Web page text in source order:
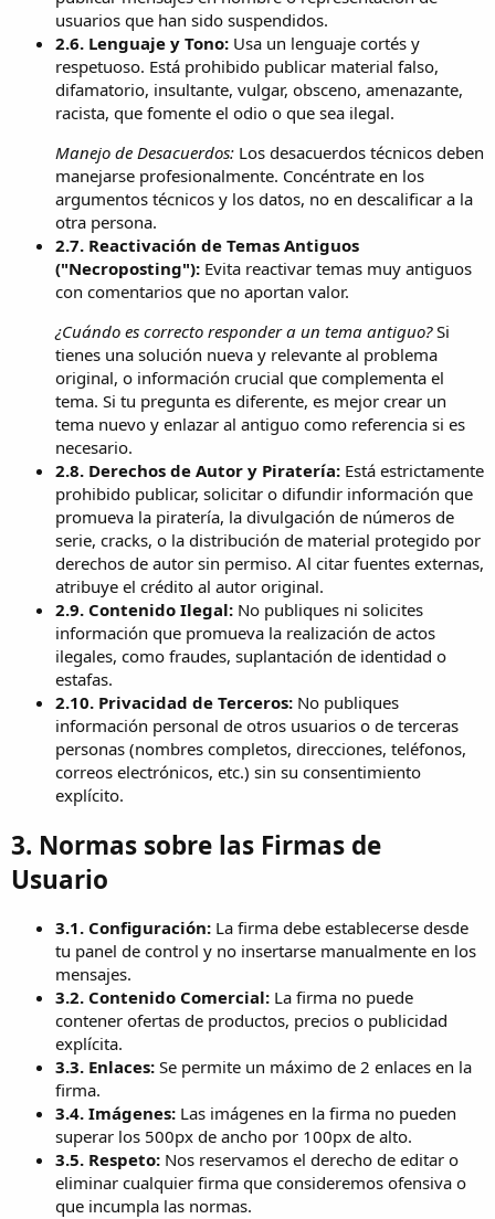
usuarios que han sido suspendidos.
2.6. Lenguaje y Tono: Usa un lenguaje cortés y
respetuoso. Está prohibido publicar material falso,
difamatorio, insultante, vulgar, obsceno, amenazante,
racista, que fomente el odio o que sea ilegal.
Manejo de Desacuerdos: Los desacuerdos técnicos deben
manejarse profesionalmente. Concéntrate en los
argumentos técnicos y los datos, no en descalificar a la
otra persona.
2.7. Reactivación de Temas Antiguos
("Necroposting"): Evita reactivar temas muy antiguos
con comentarios que no aportan valor.
¿Cuándo es correcto responder a un tema antiguo?Si
tienes una solución nueva y relevante al problema
original, o información crucial que complementa el
tema. Si tu pregunta es diferente, es mejor crear un
tema nuevo y enlazar al antiguo como referencia si es
necesario.
2.8. Derechos de Autor y Piratería: Está estrictamente
prohibido publicar, solicitar o difundir información que
promueva la piratería, la divulgación de números de
serie, cracks, o la distribución de material protegido por
derechos de autor sin permiso. Al citar fuentes externas,
atribuye el crédito al autor original.
2.9. Contenido Ilegal: No publiques ni solicites
información que promueva la realización de actos
ilegales, como fraudes, suplantación de identidad o
estafas.
2.10. Privacidad de Terceros: No publiques
información personal de otros usuarios o de terceras
personas (nombres completos, direcciones, teléfonos,
correos electrónicos, etc.) sin su consentimiento
explícito.
3. Normas sobre las Firmas de
Usuario
3.1. Configuración: La firma debe establecerse desde
tu panel de control y no insertarse manualmente en los
mensajes.
3.2. Contenido Comercial: La firma no puede
contener ofertas de productos, precios o publicidad
explícita.
3.3. Enlaces: Se permite un máximo de 2 enlaces en la
firma.
3.4. Imágenes: Las imágenes en la firma no pueden
superar los 500px de ancho por 100px de alto.
3.5. Respeto: Nos reservamos el derecho de editar o
eliminar cualquier firma que consideremos ofensiva o
que incumpla las normas.